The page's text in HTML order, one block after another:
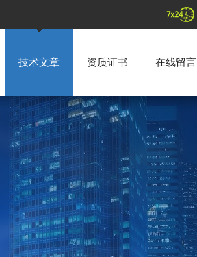
技术文章 资质证书 在线留言